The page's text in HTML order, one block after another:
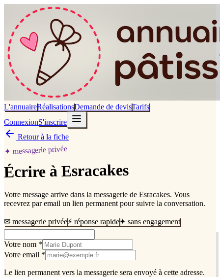
L'annuaireRéalisationsDemande de devisTarifs
ConnexionS'inscrire
Retour à la fiche
✦ messagerie privée
Écrire àEsracakes
Votre message arrive dans la messagerie de Esracakes. Vous
recevrez par email un lien permanent pour suivre la conversation.
✉ messagerie privée⚡ réponse rapide✦ sans engagement
Votre nom *
Votre email *
Le lien permanent vers la messagerie sera envoyé à cette adresse.